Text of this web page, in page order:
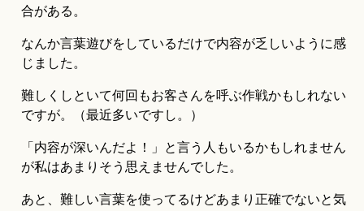
合がある。
なんか言葉遊びをしているだけで内容が乏しいように感
じました。
難しくしといて何回もお客さんを呼ぶ作戦かもしれない
ですが。（最近多いですし。）
「内容が深いんだよ！」と言う人もいるかもしれません
が私はあまりそう思えませんでした。
あと、難しい言葉を使ってるけどあまり正確でないと気